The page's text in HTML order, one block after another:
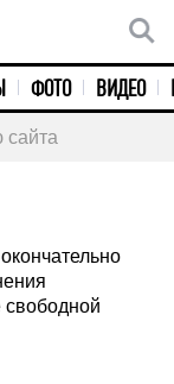
ФОТО ВИДЕО
сайта
свободной